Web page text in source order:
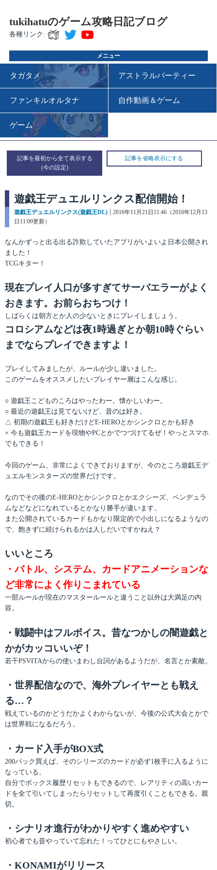
tukihatuのゲーム攻略日記ブログ
各種リンク:
メニュー
タガタメ アストラルパーティー
ファンキルオルタナ 自作動画＆ゲーム
ゲーム
記事を最初から全て表示する 記事を省略表示にする
遊戯王デュエルリンクス配信開始！
カ
テ
リ
遊戯王デュエルリンクス(遊戯王DL)
投
2016年11月21日11:46（2016年12月13
日11:09更新）
なんかずっと出る出る詐欺していたアプリがいよいよ日本公開され
ました！
TCGキター！
現在プレイ人口が多すぎてサーバエラーがよく
おきます。お前らおちつけ！
しばらくは朝方とか人の少ないときにプレイしましょう。
コロシアムなどは夜1時過ぎとか朝10時ぐらい
までならプレイできますよ！
プレイしてみましたが、ルールが少し違いました。
このゲームをオススメしたいプレイヤー層はこんな感じ。
○ 遊戯王こどものころはやったわー。懐かしいわー。
○ 最近の遊戯王は見てないけど、昔のは好き。
△ 初期の遊戯王も好きだけどE-HEROとかシンクロとかも好き
× 今も遊戯王カードを現物やPCとかでつづけてるぜ！やっとスマホ
でもできる！
今回のゲーム、非常によくできておりますが、今のところ遊戯王デ
ュエルモンスターズの世界だけです。
なのでその後のE-HEROとかシンクロとかエクシーズ、ペンデュラ
ムなどなどになれているとかなり勝手が違います。
また公開されているカードもかなり限定的で小出しになるようなの
で、飽きずに続けられるかは人しだいですかねえ？
いいところ
・バトル、システム、カードアニメーションな
ど非常によく作りこまれている
一部ルールが現在のマスタールールと違うこと以外は大満足の内
容。
・戦闘中はフルボイス。昔なつかしの闇遊戯と
かがカッコいいぞ！
若干PSVITAからの使いまわし台詞があるようだが、名言とか素敵。
・世界配信なので、海外プレイヤーとも戦え
る…？
戦えているのかどうだかよくわからないが、今後の公式大会とかで
は世界戦になるだろう。
・カード入手がBOX式
200パック買えば、そのシリーズのカードが必ず1枚手に入るように
なっている。
自分でボックス履歴リセットもできるので、レアリティの高いカー
ドを全て引いてしまったらリセットして再度引くこともできる。親
切。
・シナリオ進行がわかりやすく進めやすい
初心者でも昔やっていて忘れた！ってひとにもやさしい。
・KONAMIがリリース